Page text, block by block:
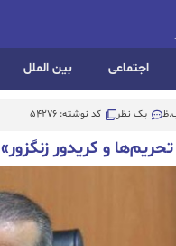
اجتماعی بین الملل
یک نظر کد نوشته: 54276
و کریدور زنگزور»